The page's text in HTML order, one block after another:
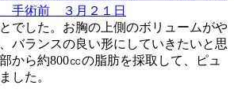
でした。お胸の上側のボリュームがや
バランスの良い形にしていきたいと思
から約800㏄の脂肪を採取して、ピュ
した。